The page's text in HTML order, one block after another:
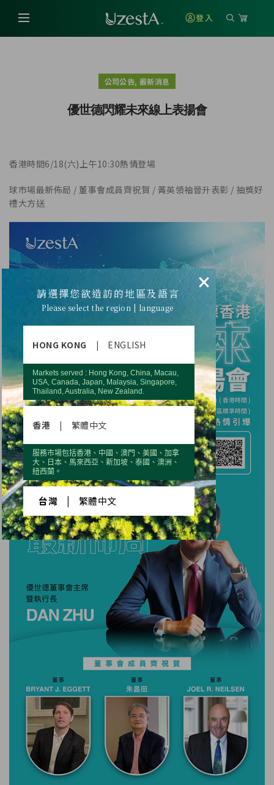
登入
公司公告, 最新消息
優世德閃耀未來線上表揚會
香港時間6/18(六)上午10:30熱情登場
球市場最新佈局 / 董事會成員齊祝賀 / 菁英領袖晉升表彰 / 抽獎好
禮大方送
×
請選擇您欲造訪的地區及語言
Please select the region | language
HONG KONG | ENGLISH
Markets served : Hong Kong, China, Macau,
USA, Canada, Japan, Malaysia, Singapore,
Thailand, Australia, New Zealand.
香港 | 繁體中文
服務市場包括香港、中國、澳門、美國、加拿
大、日本、馬來西亞、新加坡、泰國、澳洲、
紐西蘭。
台灣 | 繁體中文